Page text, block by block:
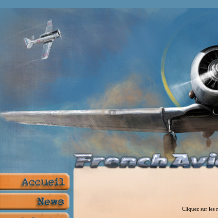
Cliquez sur les